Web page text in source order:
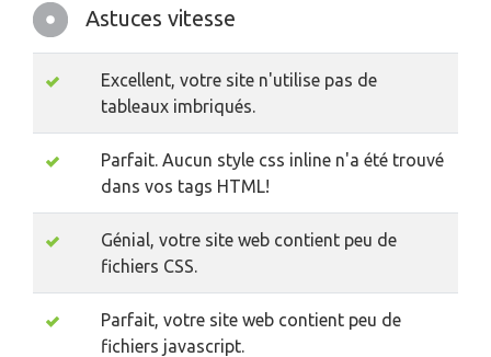
Astuces vitesse
Excellent, votre site n'utilise pas de
tableaux imbriqués.
Parfait. Aucun style css inline n'a été trouvé
dans vos tags HTML!
Génial, votre site web contient peu de
fichiers CSS.
Parfait, votre site web contient peu de
fichiers javascript.